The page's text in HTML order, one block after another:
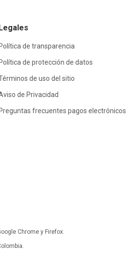
Legales
Política de transparencia
Política de protección de datos
de uso del sitio
de Privacidad
Preguntas frecuentes pagos electrónicos
Chrome y Firefox.